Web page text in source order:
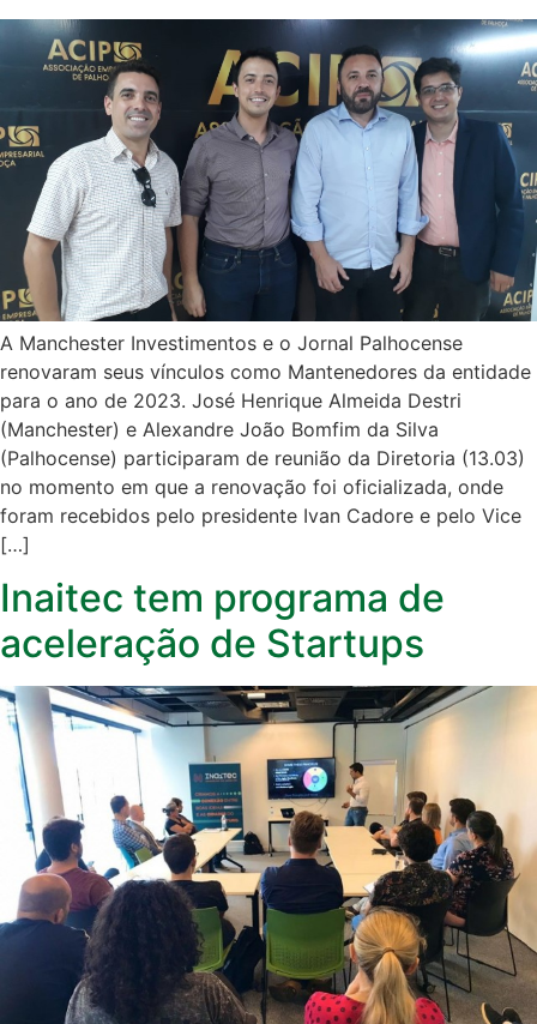
A Manchester Investimentos e o Jornal Palhocense
renovaram seus vínculos como Mantenedores da entidade
para o ano de 2023. José Henrique Almeida Destri
(Manchester) e Alexandre João Bomfim da Silva
(Palhocense) participaram de reunião da Diretoria (13.03)
no momento em que a renovação foi oficializada, onde
foram recebidos pelo presidente Ivan Cadore e pelo Vice
[…]
Inaitec tem programa de
aceleração de Startups